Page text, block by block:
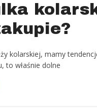
kolarskiej, mamy
to właśnie dolne